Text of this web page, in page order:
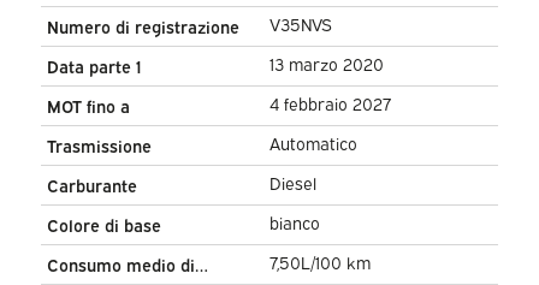
Clima/ Barra di traino
Numero di registrazione
V35NVS
Data parte 1
13 marzo 2020
MOT fino a
4 febbraio 2027
Trasmissione
Automatico
Carburante
Diesel
Colore di base
bianco
Consumo medio di
7,50L/100 km